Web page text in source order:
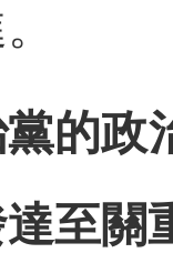
的政
至關